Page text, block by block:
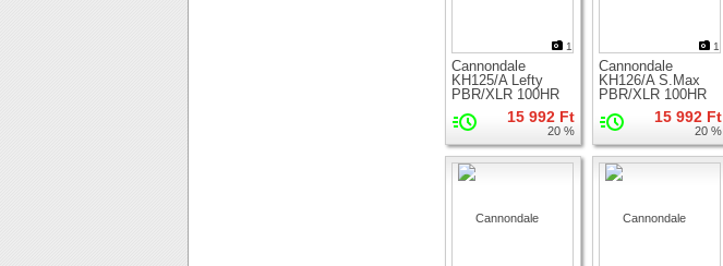
1
Cannondale
KH125/A Lefty
PBR/XLR 100HR
tömítő készlet15 992 Ft
20 %
1
Cannondale
KH126/A S.Max
PBR/XLR 100HR
tömítő készlet15 992 Ft
20 %